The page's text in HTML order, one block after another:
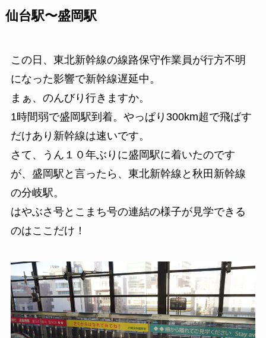
仙台駅〜盛岡駅
この日、東北新幹線の線路保守作業員が行方不明
になった影響で新幹線遅延中。
まぁ、のんびり行きますか。
1時間弱で盛岡駅到着。やっぱり300km超で飛ばす
だけあり新幹線は速いです。
さて、うん１０年ぶりに盛岡駅に着いたのです
が、盛岡駅と言ったら、東北新幹線と秋田新幹線
の分岐駅。
はやぶさ号とこまち号の連結の様子が見学できる
のはここだけ！